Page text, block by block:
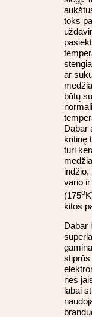
toks
ar
būtų
Dabar
kritinę
turi
indžio,
vario ir
(175o
kitos
Dabar
stiprūs
nes
labai